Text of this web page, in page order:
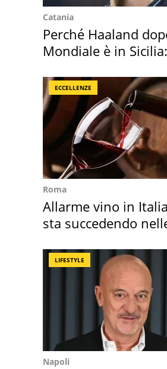
Catania
Perché Haaland
Mondiale è in Sicilia:
ECCELLENZE
Roma
Allarme vino in
sta succedendo
LIFESTYLE
Napoli